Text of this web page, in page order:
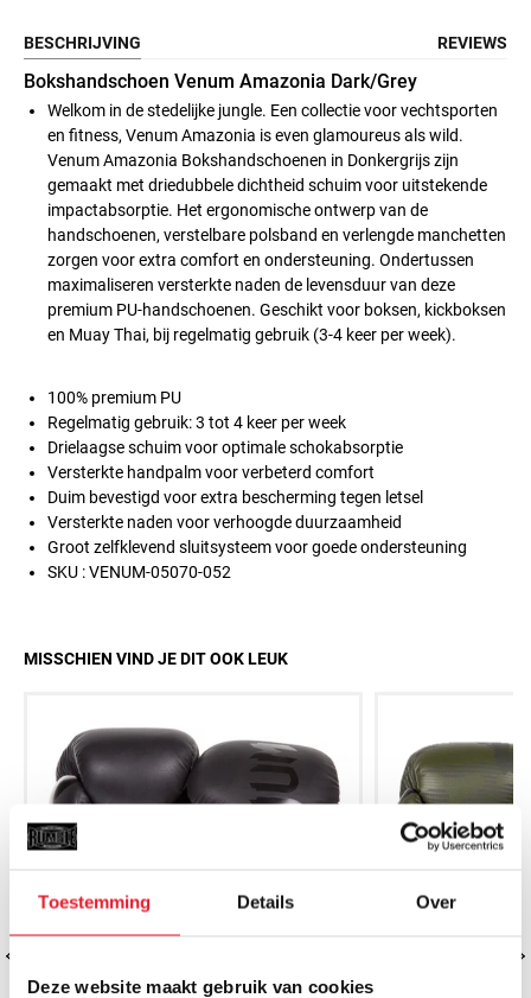
Toestemming Details Over
Deze website maakt gebruik van cookies
BESCHRIJVING REVIEWS
Bokshandschoen Venum Amazonia Dark/Grey
Welkom in de stedelijke jungle. Een collectie voor vechtsporten
en fitness, Venum Amazonia is even glamoureus als wild.
Venum Amazonia Bokshandschoenen in Donkergrijs zijn
gemaakt met driedubbele dichtheid schuim voor uitstekende
impactabsorptie. Het ergonomische ontwerp van de
handschoenen, verstelbare polsband en verlengde manchetten
zorgen voor extra comfort en ondersteuning. Ondertussen
maximaliseren versterkte naden de levensduur van deze
premium PU-handschoenen. Geschikt voor boksen, kickboksen
en Muay Thai, bij regelmatig gebruik (3-4 keer per week).
100% premium PU
Regelmatig gebruik: 3 tot 4 keer per week
Drielaagse schuim voor optimale schokabsorptie
Versterkte handpalm voor verbeterd comfort
Duim bevestigd voor extra bescherming tegen letsel
Versterkte naden voor verhoogde duurzaamheid
Groot zelfklevend sluitsysteem voor goede ondersteuning
SKU : VENUM-05070-052
MISSCHIEN VIND JE DIT OOK LEUK